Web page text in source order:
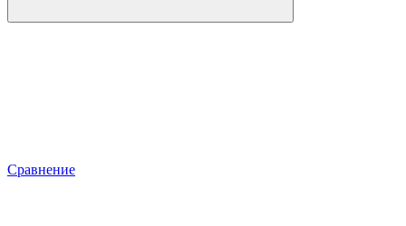
Сравнение